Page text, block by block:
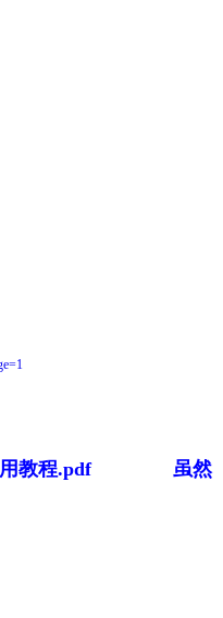
教程.pdf
虽然